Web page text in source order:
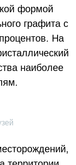
формой
графита с
На
наиболее